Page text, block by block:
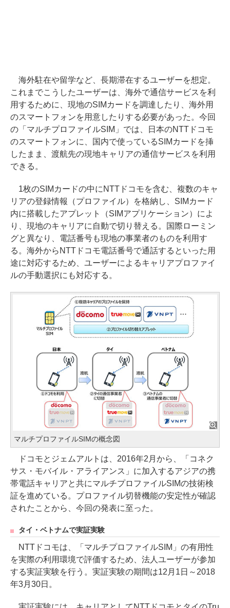
海外駐在や留学など、長期滞在するユーザーを想定。
これまでこうしたユーザーは、海外で通信サービスを利
用するために、現地のSIMカードを調達したり、海外用
のスマートフォンを用意したりする必要があった。今回
の「マルチプロファイルSIM」では、日本のNTTドコモ
のスマートフォンに、国内で使っているSIMカードを挿
したまま、渡航先の現地キャリアの通信サービスを利用
できる。
1枚のSIMカードの中にNTTドコモを含む、複数のキャ
リアの登録情報（プロファイル）を格納し、SIMカード
内に搭載したアプレット（SIMアプリケーション）によ
り、現地のキャリアに自動で切り替える。国際ローミン
グと異なり、電話番号も現地の事業者のものを利用す
る。海外からNTTドコモ電話番号で通話するといった用
途に対応するため、ユーザーによるキャリアプロファイ
ルの手動選択にも対応する。
マルチプロファイルSIMの概念図
ドコモとジェムアルトは、2016年2月から、「コネク
サス・モバイル・アライアンス」に加入するアジアの携
帯電話キャリアと共にマルチプロファイルSIMの技術検
証を進めている。プロファイル切替機能の安定性が確認
されたことから、今回の発表に至った。
タイ・ベトナムで実証実験
NTTドコモは、「マルチプロファイルSIM」の有用性
を実際の利用環境で評価するため、法人ユーザーが参加
する実証実験を行う。実証実験の期間は12月1日～2018
年3月30日。